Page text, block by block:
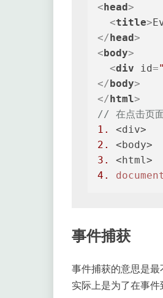
<head>
<title>
</head>
<body>
<div id=
</body>
</html>
// 在点击页
1.
2.
3.
4.
document
事件捕获
事件捕获的意思是
实际上是为了在事